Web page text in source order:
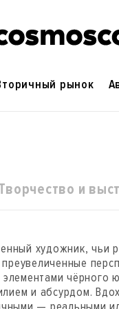
рынок
и
художник, чьи
элементами
и абсурдом.